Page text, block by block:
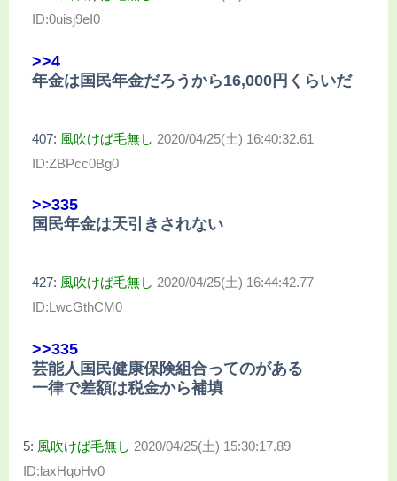
ID:0uisj9eI0
>>4
年金は国民年金だろうから16,000円くらいだ
407: 風吹けば毛無し 2020/04/25(土) 16:40:32.61
ID:ZBPcc0Bg0
>>335
国民年金は天引きされない
427: 風吹けば毛無し 2020/04/25(土) 16:44:42.77
ID:LwcGthCM0
>>335
芸能人国民健康保険組合ってのがある
一律で差額は税金から補填
5: 風吹けば毛無し 2020/04/25(土) 15:30:17.89
ID:laxHqoHv0